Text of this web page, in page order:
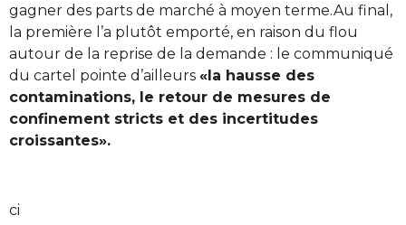
gagner des parts de marché à moyen terme.Au final,
la première l’a plutôt emporté, en raison du flou
autour de la reprise de la demande : le communiqué
du cartel pointe d’ailleurs «la hausse des
contaminations, le retour de mesures de
confinement stricts et des incertitudes
croissantes».
ci